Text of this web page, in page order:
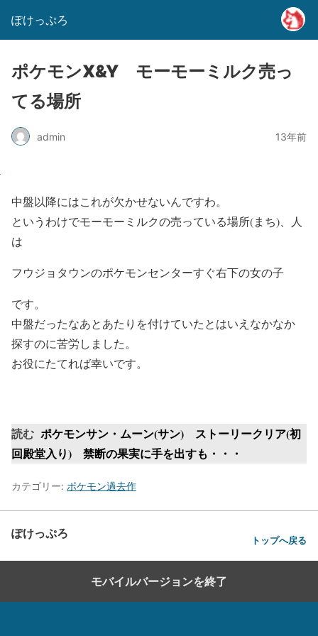
ぽけっぷろ
ポケモンX&Y モーモーミルク売っ
てる場所
admin 13年前
中盤以降にはこれが欠かせないんですわ。
というわけでモーモーミルクの売っている場所(まち)、人
は
フウジョタウンのポケモンセンターすぐ右下の女の子
です。
中盤だったなあとあたりを付けていたとはいえなかなか
探すのに苦労しました。
お役にたてれば幸いです。
読む ポケモンサン・ムーン(サン) ストーリークリア(初
回殿堂入り) 禁断の果実に手を出すも・・・
カテゴリー: ポケモン過去作
ぽけっぷろ トップへ戻る
モバイルバージョンを終了